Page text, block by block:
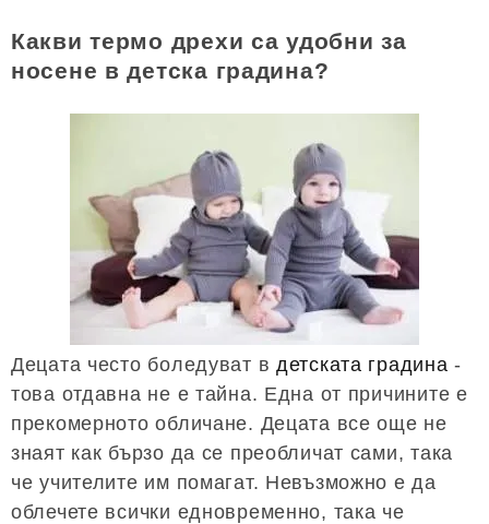
Какви термо дрехи са удобни за
носене в детска градина?
Децата често боледуват вдетската градина -
това отдавна не е тайна. Една от причините е
прекомерното обличане. Децата все още не
знаят как бързо да се преобличат сами, така
че учителите им помагат. Невъзможно е да
облечете всички едновременно, така че